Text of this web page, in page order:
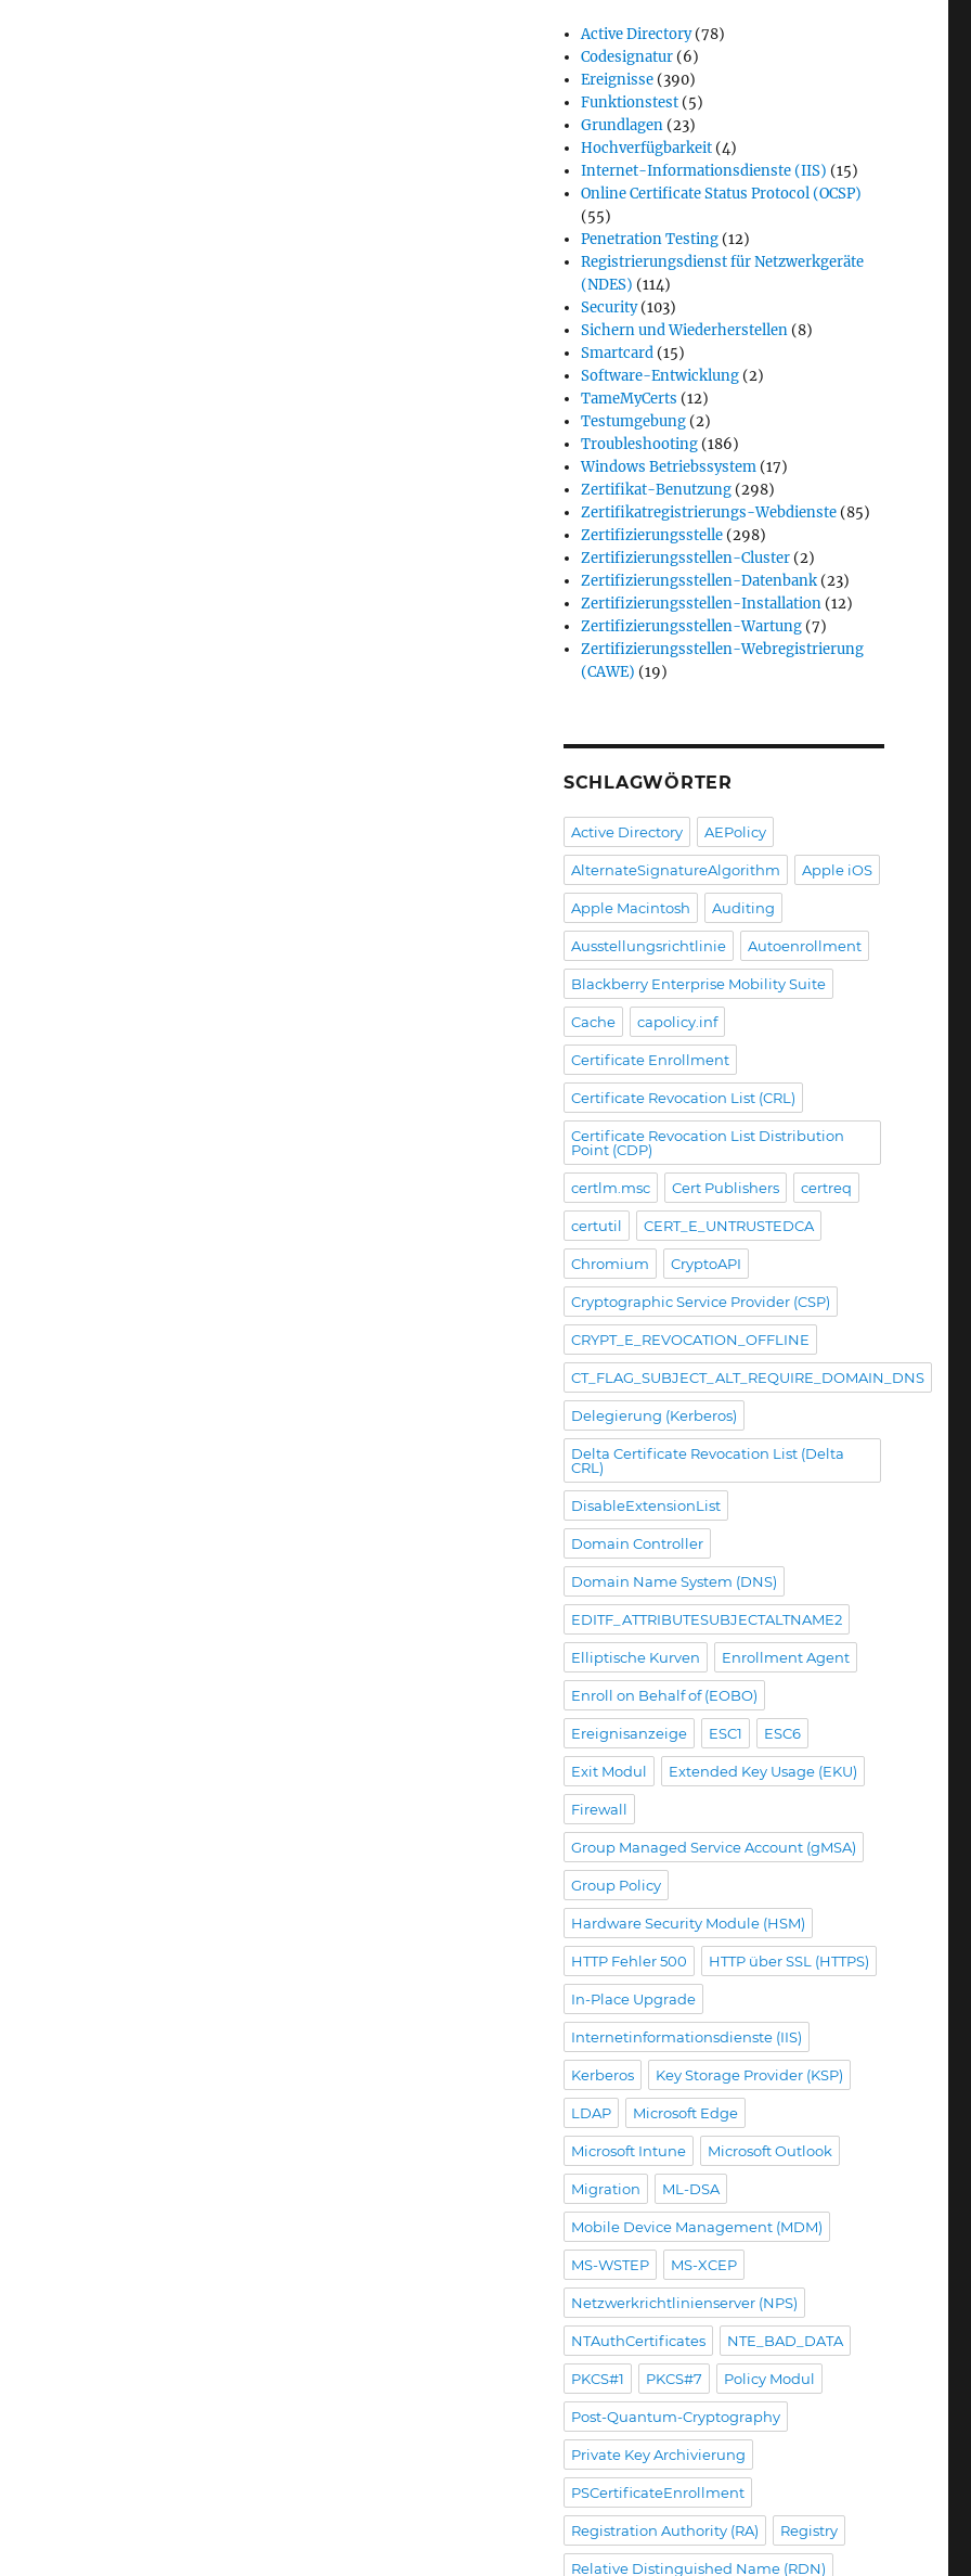
Active Directory(78)
Codesignatur (6)
Ereignisse (390)
Funktionstest (5)
Grundlagen (23)
Hochverfügbarkeit (4)
Internet-Informationsdienste (IIS) (15)
Online Certificate Status Protocol (OCSP)
(55)
Penetration Testing (12)
Registrierungsdienst für Netzwerkgeräte
(NDES) (114)
Security(103)
Sichern und Wiederherstellen (8)
Smartcard (15)
Software-Entwicklung (2)
TameMyCerts (12)
Testumgebung (2)
Troubleshooting (186)
Windows Betriebssystem (17)
Zertifikat-Benutzung (298)
Zertifikatregistrierungs-Webdienste (85)
Zertifizierungsstelle (298)
Zertifizierungsstellen-Cluster (2)
Zertifizierungsstellen-Datenbank (23)
Zertifizierungsstellen-Installation (12)
Zertifizierungsstellen-Wartung (7)
Zertifizierungsstellen-Webregistrierung
(CAWE) (19)
SCHLAGWÖRTER
Active Directory AEPolicy
AlternateSignatureAlgorithm Apple iOS
Apple Macintosh Auditing
Ausstellungsrichtlinie Autoenrollment
Blackberry Enterprise Mobility Suite
Cache capolicy.inf
Certificate Enrollment
Certificate Revocation List (CRL)
Certificate Revocation List Distribution
Point (CDP)
certlm.msc Cert Publishers certreq
certutil CERT_E_UNTRUSTEDCA
Chromium CryptoAPI
Cryptographic Service Provider (CSP)
CRYPT_E_REVOCATION_OFFLINE
CT_FLAG_SUBJECT_ALT_REQUIRE_DOMAIN_DNS
Delegierung (Kerberos)
Delta Certificate Revocation List (Delta
CRL)
DisableExtensionList
Domain Controller
Domain Name System (DNS)
EDITF_ATTRIBUTESUBJECTALTNAME2
Elliptische Kurven Enrollment Agent
Enroll on Behalf of (EOBO)
Ereignisanzeige ESC1 ESC6
Exit Modul Extended Key Usage (EKU)
Firewall
Group Managed Service Account (gMSA)
Group Policy
Hardware Security Module (HSM)
HTTP Fehler 500 HTTP über SSL (HTTPS)
In-Place Upgrade
Internetinformationsdienste (IIS)
Kerberos Key Storage Provider (KSP)
LDAP Microsoft Edge
Microsoft Intune Microsoft Outlook
Migration ML-DSA
Mobile Device Management (MDM)
MS-WSTEP MS-XCEP
Netzwerkrichtlinienserver (NPS)
NTAuthCertificates NTE_BAD_DATA
PKCS#1 PKCS#7 Policy Modul
Post-Quantum-Cryptography
Private Key Archivierung
PSCertificateEnrollment
Registration Authority (RA) Registry
Relative Distinguished Name (RDN)